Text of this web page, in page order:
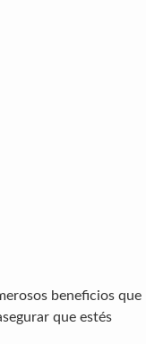
beneficios que
que estés